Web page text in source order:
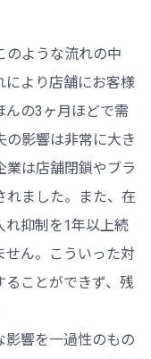
のような流れの中
により店舗にお客様
んの3ヶ月ほどで需
の影響は非常に大き
業は店舗閉鎖やブラ
れました。また、在
れ抑制を1年以上続
せん。こういった対
ことができず、残
影響を一過性のもの